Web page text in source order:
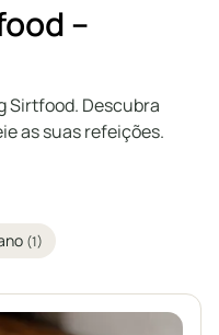
–
Sirtfood. Descubra
as suas refeições.
(1)